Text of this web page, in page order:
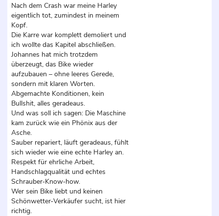
Nach dem Crash war meine Harley
eigentlich tot, zumindest in meinem
Kopf.
Die Karre war komplett demoliert und
ich wollte das Kapitel abschließen.
Johannes hat mich trotzdem
überzeugt, das Bike wieder
aufzubauen – ohne leeres Gerede,
sondern mit klaren Worten.
Abgemachte Konditionen, kein
Bullshit, alles geradeaus.
Und was soll ich sagen: Die Maschine
kam zurück wie ein Phönix aus der
Asche.
Sauber repariert, läuft geradeaus, fühlt
sich wieder wie eine echte Harley an.
Respekt für ehrliche Arbeit,
Handschlagqualität und echtes
Schrauber‑Know‑how.
Wer sein Bike liebt und keinen
Schönwetter‑Verkäufer sucht, ist hier
richtig.